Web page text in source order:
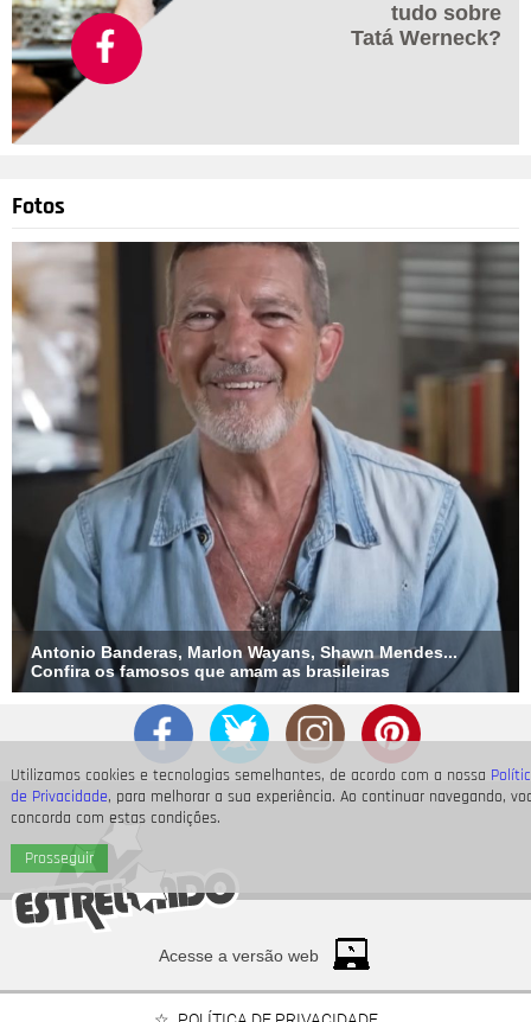
Utilizamos cookies e tecnologias semelhantes, de acordo com a nossa
de Privacidade, para melhorar a sua experiência. Ao continuar navegando,
concorda com estas condições.
Prosseguir
tudo sobre
Tatá Werneck?
Fotos
Antonio Banderas, Marlon Wayans, Shawn Mendes...
Confira os famosos que amam as brasileiras
Acesse a versão web